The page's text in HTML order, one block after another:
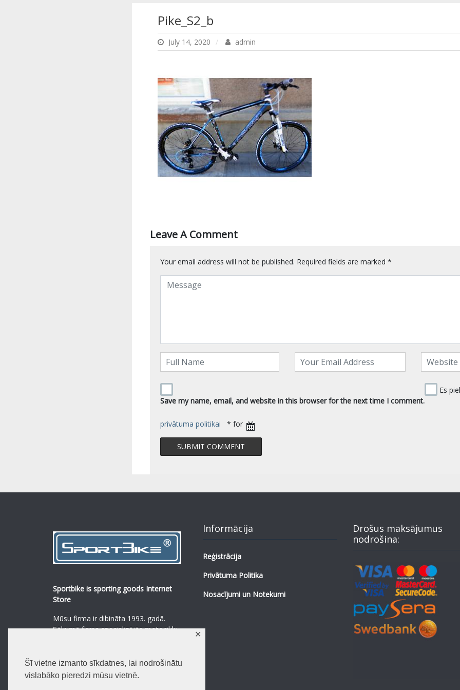
Šī vietne izmanto sīkdatnes, lai nodrošinātu
vislabāko pieredzi mūsu vietnē.
✕
Pike_S2_b
July 14, 2020 admin
Leave A Comment
Your email address will not be published. Required fields are marked *
Save my name, email, and website in this browser for the next time I comment.
Es
privātuma politikai * for
Sportbike is sporting goods Internet
Store
Mūsu firma ir dibināta 1993. gadā.
Sākumā firma specializējās motociklu,
Lasīt vairāk
Informācija
Reģistrācija
Privātuma Politika
Nosacījumi un Notekumi
Drošus maksājumus
nodrošina:
0